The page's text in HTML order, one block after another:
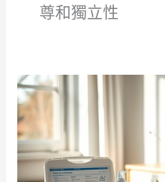
尊和獨立性
居
家
導
尿
管